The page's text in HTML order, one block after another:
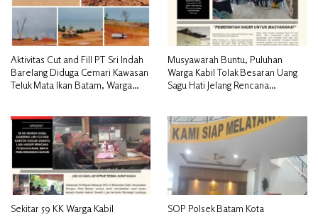
Aktivitas Cut and Fill PT Sri Indah
Barelang Diduga Cemari Kawasan
Teluk Mata Ikan Batam, Warga
Musyawarah Buntu, Puluhan
Warga Kabil Tolak Besaran Uang
Sagu Hati Jelang Rencana
Sekitar 59 KK Warga Kabil
SOP Polsek Batam Kota